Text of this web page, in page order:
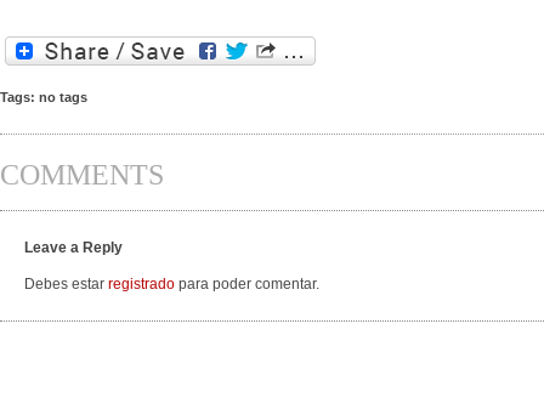
Tags: no tags
COMMENTS
Leave a Reply
Debes estar registrado para poder comentar.